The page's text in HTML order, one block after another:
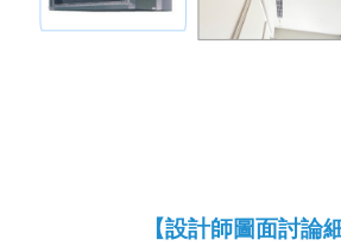
【設計師圖面討論